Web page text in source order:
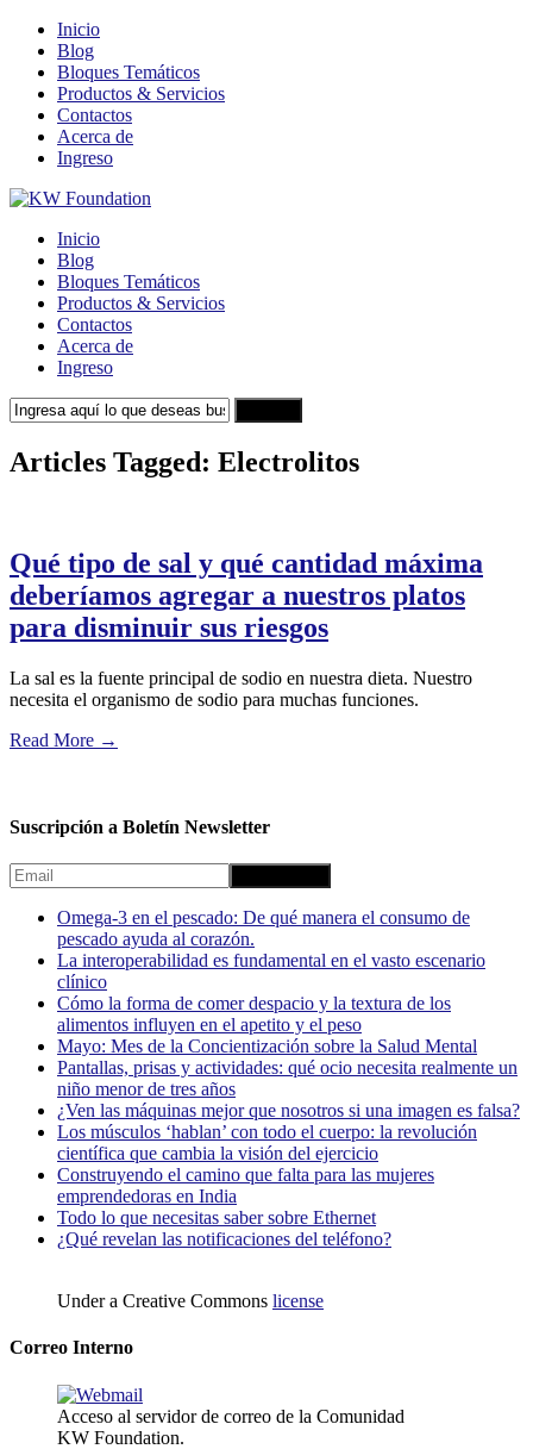
Inicio
Blog
Bloques Temáticos
Productos & Servicios
Contactos
Acerca de
Ingreso
Inicio
Blog
Bloques Temáticos
Productos & Servicios
Contactos
Acerca de
Ingreso
Articles Tagged: Electrolitos
Qué tipo de sal y qué cantidad máxima
deberíamos agregar a nuestros platos
para disminuir sus riesgos
La sal es la fuente principal de sodio en nuestra dieta. Nuestro
necesita el organismo de sodio para muchas funciones.
Read More →
Suscripción a Boletín Newsletter
Omega-3 en el pescado: De qué manera el consumo de
pescado ayuda al corazón.
La interoperabilidad es fundamental en el vasto escenario
clínico
Cómo la forma de comer despacio y la textura de los
alimentos influyen en el apetito y el peso
Mayo: Mes de la Concientización sobre la Salud Mental
Pantallas, prisas y actividades: qué ocio necesita realmente un
niño menor de tres años
¿Ven las máquinas mejor que nosotros si una imagen es falsa?
Los músculos ‘hablan’ con todo el cuerpo: la revolución
científica que cambia la visión del ejercicio
Construyendo el camino que falta para las mujeres
emprendedoras en India
Todo lo que necesitas saber sobre Ethernet
¿Qué revelan las notificaciones del teléfono?
Under a Creative Commons license
Correo Interno
Acceso al servidor de correo de la Comunidad
KW Foundation.